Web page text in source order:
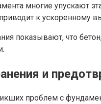
многие упускают
к ускоренному
показывают, что
и
проблем с